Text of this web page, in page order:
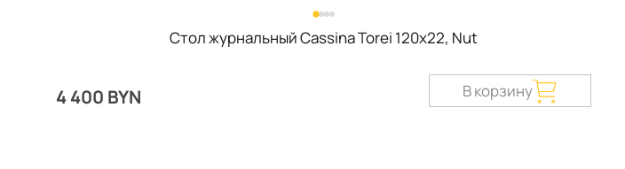
Стол журнальный Cassina Torei 120х22, Nut
4 400 BYN В корзину